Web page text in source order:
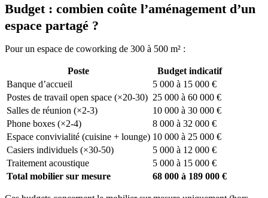
Budget : combien coûte l’aménagement d’un
espace partagé ?
Pour un espace de coworking de 300 à 500 m² :
Poste
Budget indicatif
Banque d’accueil
5 000 à 15 000 €
Postes de travail open space (×20-30) 25 000 à 60 000 €
Salles de réunion (×2-3)
10 000 à 30 000 €
Phone boxes (×2-4)
8 000 à 32 000 €
Espace convivialité (cuisine + lounge) 10 000 à 25 000 €
Casiers individuels (×30-50)
5 000 à 12 000 €
Traitement acoustique
5 000 à 15 000 €
Total mobilier sur mesure
68 000 à 189 000 €